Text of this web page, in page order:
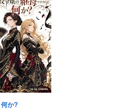
ビデオ屋、そのまま時が止まってし
ｗ
ペの検査してみた…みんなこれわかる
ん、ガチで最強の新能力を登場させ
、限界突破
大誤審で炎上
GDP3.1%減少…韓国の被害がより大き
タク』の時の空気感を知りたい
オススメを選ぶ時の注意点！？】
のパチンココラボイベント動画が公
うだな！！！
らなくなったんだろうな…源さんと
か?